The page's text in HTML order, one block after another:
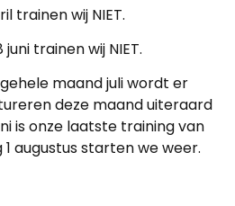
trainen wij NIET.
juni trainen wij NIET.
maand juli wordt er
deze maand uiteraard
is onze laatste training van
augustus starten we weer.